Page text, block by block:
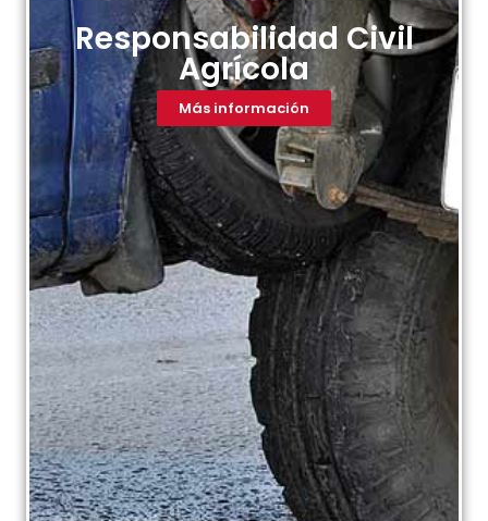
Responsabilidad Civil
Agrícola
Más información